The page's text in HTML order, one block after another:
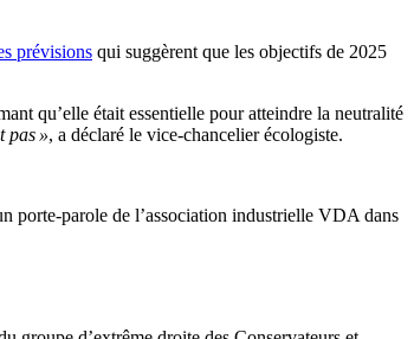
prévisions qui suggèrent que les objectifs de 2025
qu’elle était essentielle pour atteindre la neutralité
pas », a déclaré le vice-chancelier écologiste.
porte-parole de l’association industrielle VDA dans